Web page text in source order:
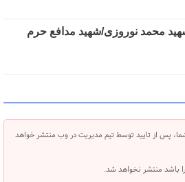
محمد نوروزی/شهید مدافع حرم
پس از تایید توسط تیم مدیریت در وب منتشر خواهد
باشد منتشر نخواهد شد.